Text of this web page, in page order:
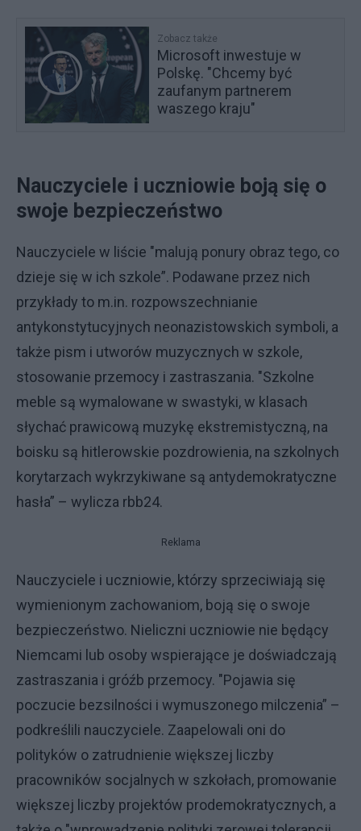
Zobacz także
Microsoft inwestuje w
Polskę. "Chcemy być
zaufanym partnerem
waszego kraju"
Nauczyciele i uczniowie boją się o
swoje bezpieczeństwo
Nauczyciele w liście "malują ponury obraz tego, co
dzieje się w ich szkole”. Podawane przez nich
przykłady to m.in. rozpowszechnianie
antykonstytucyjnych neonazistowskich symboli, a
także pism i utworów muzycznych w szkole,
stosowanie przemocy i zastraszania. "Szkolne
meble są wymalowane w swastyki, w klasach
słychać prawicową muzykę ekstremistyczną, na
boisku są hitlerowskie pozdrowienia, na szkolnych
korytarzach wykrzykiwane są antydemokratyczne
hasła” – wylicza rbb24.
Reklama
Nauczyciele i uczniowie, którzy sprzeciwiają się
wymienionym zachowaniom, boją się o swoje
bezpieczeństwo. Nieliczni uczniowie nie będący
Niemcami lub osoby wspierające je doświadczają
zastraszania i gróźb przemocy. "Pojawia się
poczucie bezsilności i wymuszonego milczenia” –
podkreślili nauczyciele. Zaapelowali oni do
polityków o zatrudnienie większej liczby
pracowników socjalnych w szkołach, promowanie
większej liczby projektów prodemokratycznych, a